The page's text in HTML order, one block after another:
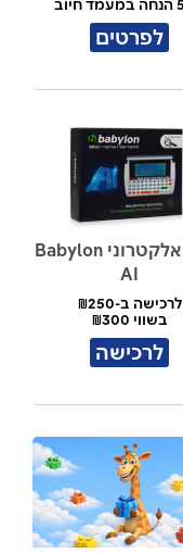
לפרטים
מילון אלקטרוני Babylon
AI
לרכישה ב-₪250
בשווי ₪300
לרכישה